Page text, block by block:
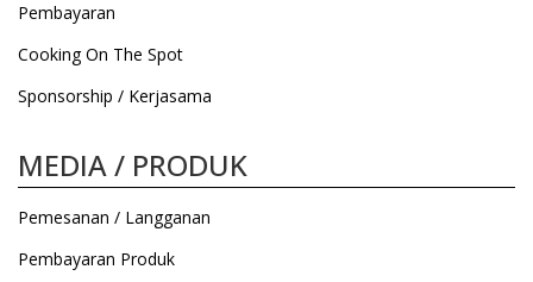
Pembayaran
Cooking On The Spot
Sponsorship / Kerjasama
MEDIA / PRODUK
Pemesanan / Langganan
Pembayaran Produk